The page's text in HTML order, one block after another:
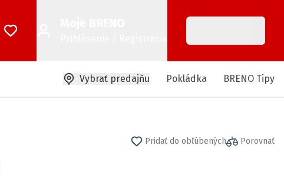
Vybrať predajňu Pokládka BRENO Tipy
Pridať do obľúbených Porovnať